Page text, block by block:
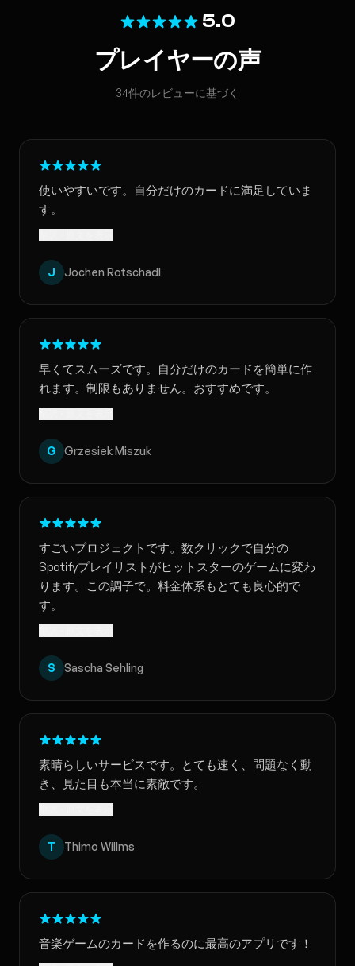
5.0
プレイヤーの声
34件のレビューに基づく
使いやすいです。自分だけのカードに満足していま
す。
J Jochen Rotschadl
早くてスムーズです。自分だけのカードを簡単に作
れます。制限もありません。おすすめです。
G Grzesiek Miszuk
すごいプロジェクトです。数クリックで自分の
Spotifyプレイリストがヒットスターのゲームに変わ
ります。この調子で。料金体系もとても良心的で
す。
S Sascha Sehling
素晴らしいサービスです。とても速く、問題なく動
き、見た目も本当に素敵です。
T Thimo Willms
音楽ゲームのカードを作るのに最高のアプリです！